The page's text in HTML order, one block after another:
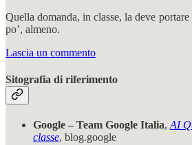
Quella domanda, in classe, la deve
po’, almeno.
Lascia un commento
Sitografia di riferimento
Google – Team Google Italia, AI
classe, blog.google